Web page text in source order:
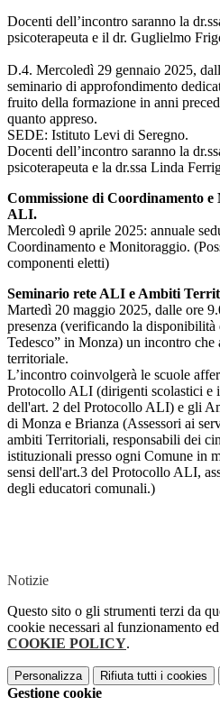
Docenti dell’incontro saranno la
psicoterapeuta e il dr. Guglielmo
D.4. Mercoledì 29 gennaio 2025,
seminario di approfondimento
fruito della formazione in anni
quanto appreso.
SEDE: Istituto Levi di Seregno.
Docenti dell’incontro saranno la
psicoterapeuta e la dr.ssa Linda
Commissione di Coordinamento
ALI.
Mercoledì 9 aprile 2025: annuale
Coordinamento e Monitoraggio.
componenti eletti)
Seminario rete ALI e Ambiti
Martedì 20 maggio 2025, dalle ore
presenza (verificando la
Tedesco” in Monza) un incontro che
territoriale.
L’incontro coinvolgerà le scuole
Protocollo ALI (dirigenti scolastici e
dell'art. 2 del Protocollo ALI) e gli
di Monza e Brianza (Assessori ai
ambiti Territoriali, responsabili dei
istituzionali presso ogni Comune in
sensi dell'art.3 del Protocollo ALI,
degli educatori comunali.)
Notizie
Questo sito o gli strumenti terzi da
cookie necessari al funzionamento
COOKIE POLICY.
Personalizza Rifiuta tutti i cookies
Gestione cookie